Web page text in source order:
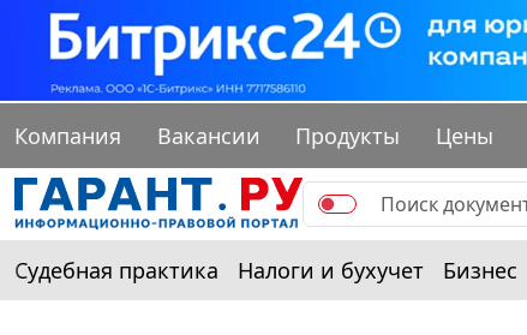
Компания Вакансии Продукты Цены
Судебная практика Налоги и бухучет Бизнес